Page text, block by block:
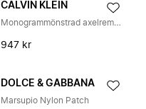
CALVIN KLEIN
Monogrammönstrad axelremsväska
947 kr
DOLCE & GABBANA
Marsupio Nylon Patch